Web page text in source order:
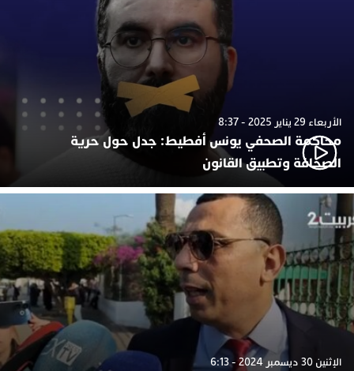
الأربعاء 29 يناير 2025 - 8:37
محاكمة الصحفي يونس أفطيط: جدل حول حرية
الصحافة وتطبيق القانون
الإثنين 30 ديسمبر 2024 - 6:13